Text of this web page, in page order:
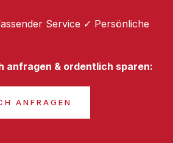
Service ✓ Persönliche
anfragen & ordentlich sparen:
ANFRAGEN